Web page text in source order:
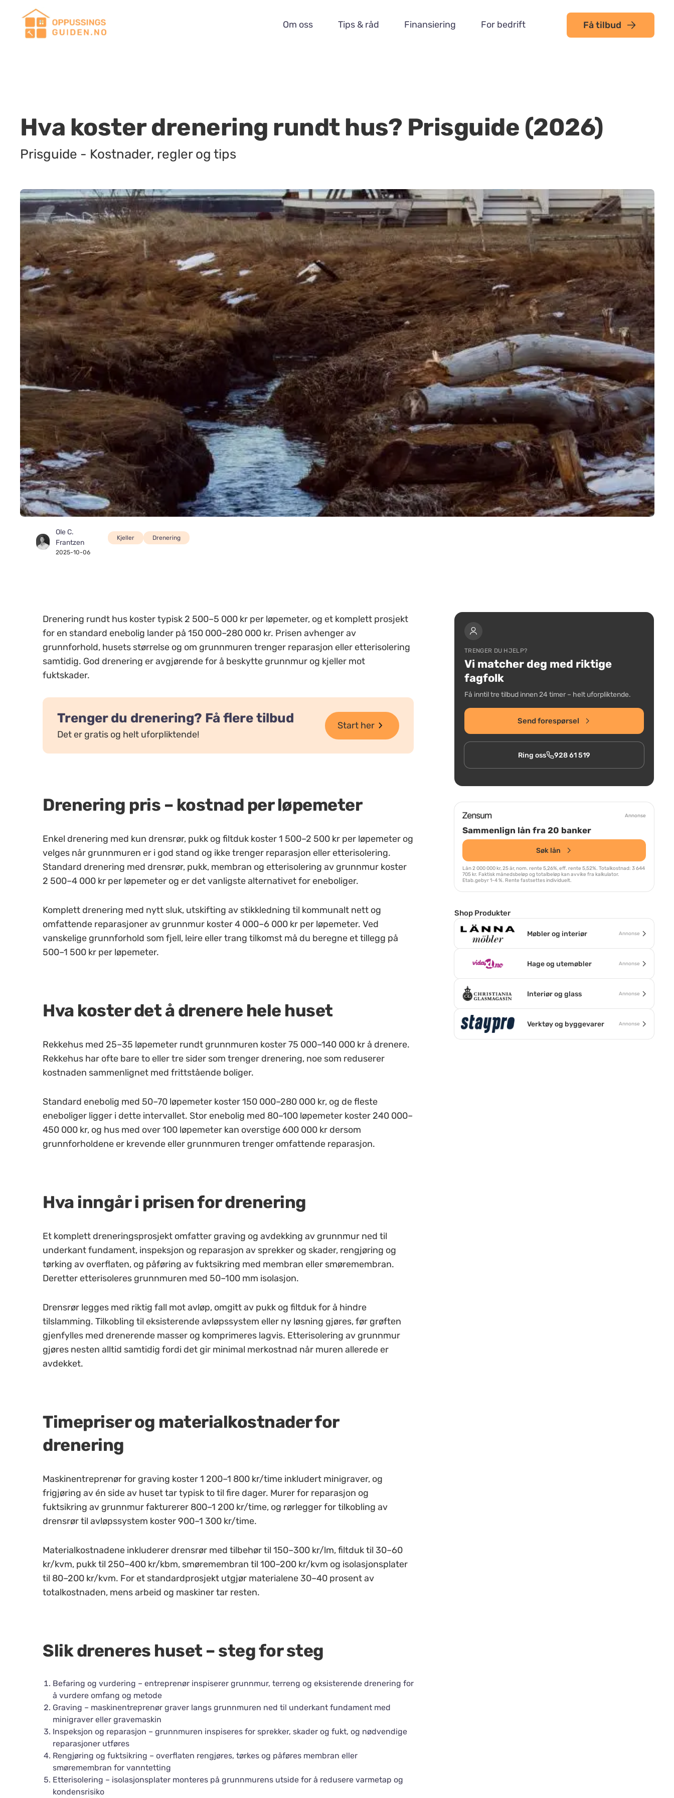
Om oss Tips & råd Finansiering For bedrift Få tilbud
Hva koster drenering rundt hus? Prisguide (2026)
Prisguide - Kostnader, regler og tips
Ole C.
Frantzen
2025-10-06
Kjeller Drenering
Drenering rundt hus koster typisk 2 500–5 000 kr per løpemeter, og et komplett prosjekt
for en standard enebolig lander på 150 000–280 000 kr. Prisen avhenger av
grunnforhold, husets størrelse og om grunnmuren trenger reparasjon eller etterisolering
samtidig. God drenering er avgjørende for å beskytte grunnmur og kjeller mot
fuktskader.
Trenger du drenering? Få flere tilbud
Det er gratis og helt uforpliktende!
Start her
Drenering pris – kostnad per løpemeter
Enkel drenering med kun drensrør, pukk og filtduk koster 1 500–2 500 kr per løpemeter og
velges når grunnmuren er i god stand og ikke trenger reparasjon eller etterisolering.
Standard drenering med drensrør, pukk, membran og etterisolering av grunnmur koster
2 500–4 000 kr per løpemeter og er det vanligste alternativet for eneboliger.
Komplett drenering med nytt sluk, utskifting av stikkledning til kommunalt nett og
omfattende reparasjoner av grunnmur koster 4 000–6 000 kr per løpemeter. Ved
vanskelige grunnforhold som fjell, leire eller trang tilkomst må du beregne et tillegg på
500–1 500 kr per løpemeter.
Hva koster det å drenere hele huset
Rekkehus med 25–35 løpemeter rundt grunnmuren koster 75 000–140 000 kr å drenere.
Rekkehus har ofte bare to eller tre sider som trenger drenering, noe som reduserer
kostnaden sammenlignet med frittstående boliger.
Standard enebolig med 50–70 løpemeter koster 150 000–280 000 kr, og de fleste
eneboliger ligger i dette intervallet. Stor enebolig med 80–100 løpemeter koster 240 000–
450 000 kr, og hus med over 100 løpemeter kan overstige 600 000 kr dersom
grunnforholdene er krevende eller grunnmuren trenger omfattende reparasjon.
Hva inngår i prisen for drenering
Et komplett dreneringsprosjekt omfatter graving og avdekking av grunnmur ned til
underkant fundament, inspeksjon og reparasjon av sprekker og skader, rengjøring og
tørking av overflaten, og påføring av fuktsikring med membran eller smøremembran.
Deretter etterisoleres grunnmuren med 50–100 mm isolasjon.
Drensrør legges med riktig fall mot avløp, omgitt av pukk og filtduk for å hindre
tilslamming. Tilkobling til eksisterende avløpssystem eller ny løsning gjøres, før grøften
gjenfylles med drenerende masser og komprimeres lagvis. Etterisolering av grunnmur
gjøres nesten alltid samtidig fordi det gir minimal merkostnad når muren allerede er
avdekket.
Timepriser og materialkostnader for
drenering
Maskinentreprenør for graving koster 1 200–1 800 kr/time inkludert minigraver, og
frigjøring av én side av huset tar typisk to til fire dager. Murer for reparasjon og
fuktsikring av grunnmur fakturerer 800–1 200 kr/time, og rørlegger for tilkobling av
drensrør til avløpssystem koster 900–1 300 kr/time.
Materialkostnadene inkluderer drensrør med tilbehør til 150–300 kr/lm, filtduk til 30–60
kr/kvm, pukk til 250–400 kr/kbm, smøremembran til 100–200 kr/kvm og isolasjonsplater
til 80–200 kr/kvm. For et standardprosjekt utgjør materialene 30–40 prosent av
totalkostnaden, mens arbeid og maskiner tar resten.
Slik dreneres huset – steg for steg
Befaring og vurdering – entreprenør inspiserer grunnmur, terreng og eksisterende drenering for
å vurdere omfang og metode
Graving – maskinentreprenør graver langs grunnmuren ned til underkant fundament med
minigraver eller gravemaskin
Inspeksjon og reparasjon – grunnmuren inspiseres for sprekker, skader og fukt, og nødvendige
reparasjoner utføres
Rengjøring og fuktsikring – overflaten rengjøres, tørkes og påføres membran eller
smøremembran for vanntetting
Etterisolering – isolasjonsplater monteres på grunnmurens utside for å redusere varmetap og
kondensrisiko
TRENGER DU HJELP?
Vi matcher deg med riktige
fagfolk
Få inntil tre tilbud innen 24 timer – helt uforpliktende.
Send forespørsel
Ring oss 928 61 519
Annonse
Sammenlign lån fra 20 banker
Søk lån
Lån 2 000 000 kr, 25 år, nom. rente 5,26%, eff. rente 5,52%. Totalkostnad: 3 644
705 kr. Faktisk månedsbeløp og totalbeløp kan avvike fra kalkulator.
Etab.gebyr 1-4 %. Rente fastsettes individuelt.
Shop Produkter
Møbler og interiør Annonse
Hage og utemøbler Annonse
Interiør og glass Annonse
Verktøy og byggevarer Annonse